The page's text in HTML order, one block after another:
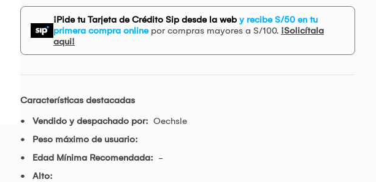
¡Pide tu Tarjeta de Crédito Sip desde la web y recibe S/50 en tu
primera compra onlinepor compras mayores a S/100. ¡Solicítala
aqui!
Características destacadas
Vendido y despachado por: Oechsle
Peso máximo de usuario:
Edad Mínima Recomendada: -
Alto: